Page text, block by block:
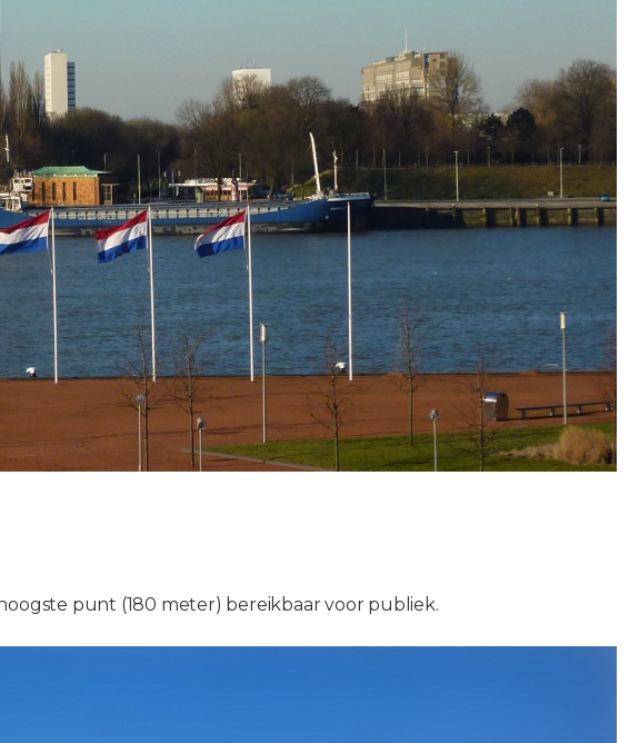
punt (180 meter) bereikbaar voor publiek.